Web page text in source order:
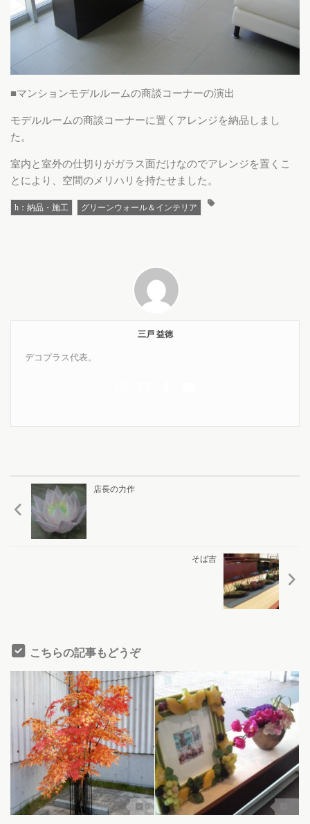
■マンションモデルルームの商談コーナーの演出
モデルルームの商談コーナーに置くアレンジを納品しまし
た。
室内と室外の仕切りがガラス面だけなのでアレンジを置くこ
とにより、空間のメリハリを持たせました。
h：納品・施工 グリーンウォール＆インテリア
三戸 益徳
デコプラス代表。
店長の力作
そば吉
こちらの記事もどうぞ
0